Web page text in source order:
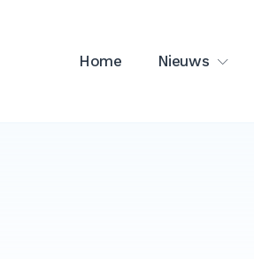
Home Nieuws